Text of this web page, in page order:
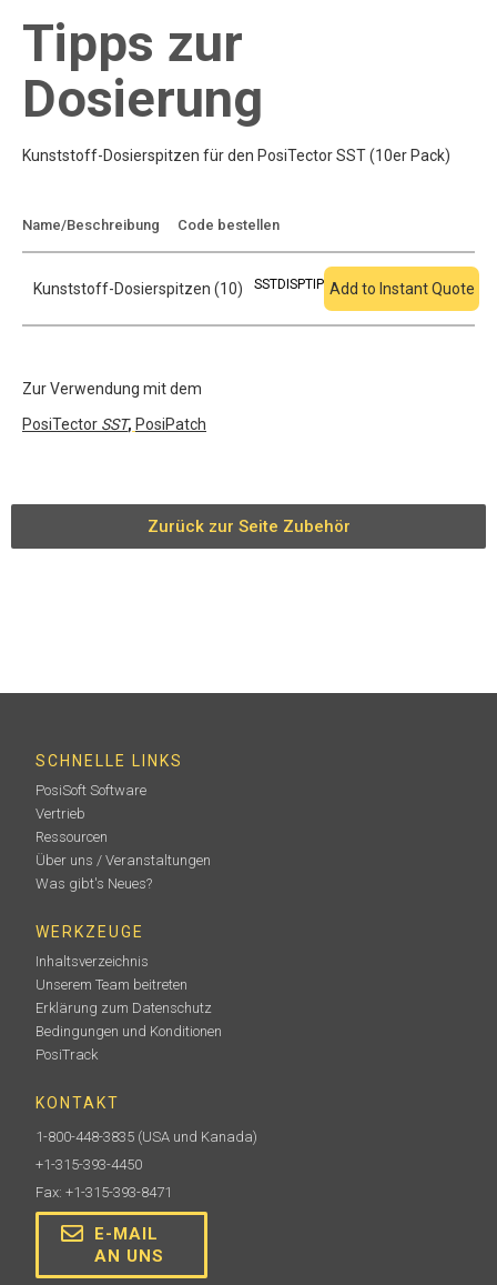
Tipps zur
Dosierung
Kunststoff-Dosierspitzen für den PosiTector SST (10er Pack)
Name/Beschreibung Code bestellen
Kunststoff-Dosierspitzen (10) SSTDISPTIP Add to Instant Quote
Zur Verwendung mit dem
PosiTector SST, PosiPatch
Zurück zur Seite Zubehör
SCHNELLE LINKS
PosiSoft Software
Vertrieb
Ressourcen
Über uns / Veranstaltungen
Was gibt's Neues?
WERKZEUGE
Inhaltsverzeichnis
Unserem Team beitreten
Erklärung zum Datenschutz
Bedingungen und Konditionen
PosiTrack
KONTAKT
1-800-448-3835 (USA und Kanada)
+1-315-393-4450
Fax: +1-315-393-8471
E-MAIL
AN UNS